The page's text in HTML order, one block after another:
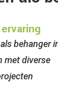
behanger
met diverse